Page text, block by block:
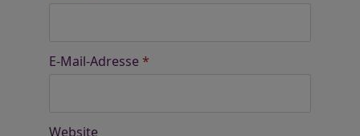
E-Mail-Adresse *
Website